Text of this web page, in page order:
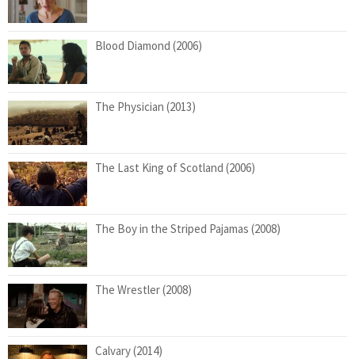
Blood Diamond (2006)
The Physician (2013)
The Last King of Scotland (2006)
The Boy in the Striped Pajamas (2008)
The Wrestler (2008)
Calvary (2014)